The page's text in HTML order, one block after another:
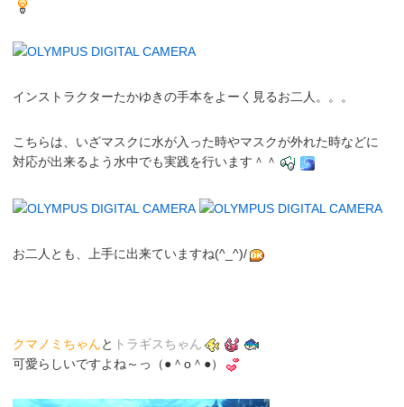
インストラクターたかゆきの手本をよーく見るお二人。。。
こちらは、いざマスクに水が入った時やマスクが外れた時などに
対応が出来るよう水中でも実践を行います＾＾
お二人とも、上手に出来ていますね(^_^)/
クマノミちゃんと トラギスちゃん
可愛らしいですよね～っ（●＾o＾●）